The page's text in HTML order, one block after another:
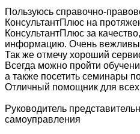
Пользуюсь справочно-
КонсультантПлюс на
КонсультантПлюс за
информацию. Очень
Так же отмечу хороший
Всегда можно пройти
а также посетить семинары
Отличный помощник для
Руководитель
самоуправления